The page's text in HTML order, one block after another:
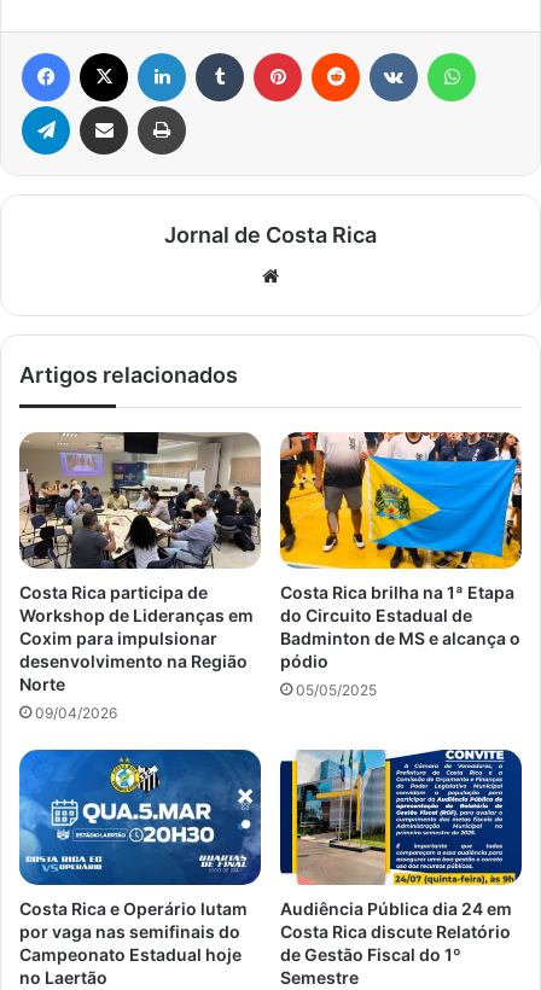
Facebook Linkedin Tumblr Pinterest Reddit
Telegram Compartilhar via e-mail Imprimir
Jornal de Costa Rica
Artigos relacionados
Costa Rica participa de
Workshop de Lideranças em
Coxim para impulsionar
desenvolvimento na Região
Norte
09/04/2026
Costa Rica brilha na 1ª Etapa
do Circuito Estadual de
Badminton de MS e alcança o
pódio
05/05/2025
Costa Rica e Operário lutam
por vaga nas semifinais do
Campeonato Estadual hoje
no Laertão
Audiência Pública dia 24 em
Costa Rica discute Relatório
de Gestão Fiscal do 1º
Semestre